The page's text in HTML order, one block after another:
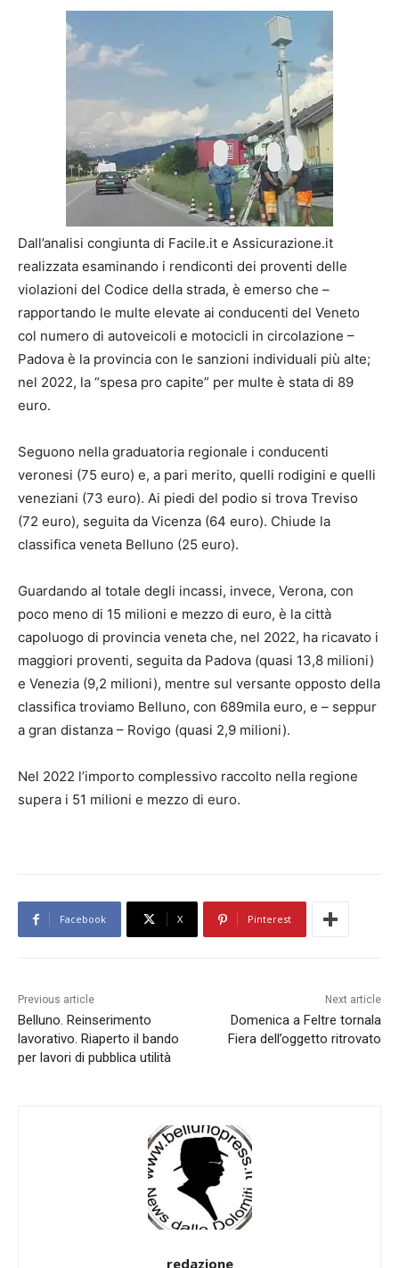
Dall’analisi congiunta di Facile.it e Assicurazione.it
realizzata esaminando i rendiconti dei proventi delle
violazioni del Codice della strada, è emerso che –
rapportando le multe elevate ai conducenti del Veneto
col numero di autoveicoli e motocicli in circolazione –
Padova è la provincia con le sanzioni individuali più alte;
nel 2022, la “spesa pro capite” per multe è stata di 89
euro.
Seguono nella graduatoria regionale i conducenti
veronesi (75 euro) e, a pari merito, quelli rodigini e quelli
veneziani (73 euro). Ai piedi del podio si trova Treviso
(72 euro), seguita da Vicenza (64 euro). Chiude la
classifica veneta Belluno (25 euro).
Guardando al totale degli incassi, invece, Verona, con
poco meno di 15 milioni e mezzo di euro, è la città
capoluogo di provincia veneta che, nel 2022, ha ricavato i
maggiori proventi, seguita da Padova (quasi 13,8 milioni)
e Venezia (9,2 milioni), mentre sul versante opposto della
classifica troviamo Belluno, con 689mila euro, e – seppur
a gran distanza – Rovigo (quasi 2,9 milioni).
Nel 2022 l’importo complessivo raccolto nella regione
supera i 51 milioni e mezzo di euro.
Facebook X Pinterest
Previous article
Belluno. Reinserimento
lavorativo. Riaperto il bando
per lavori di pubblica utilità
Next article
Domenica a Feltre tornala
Fiera dell’oggetto ritrovato
redazione